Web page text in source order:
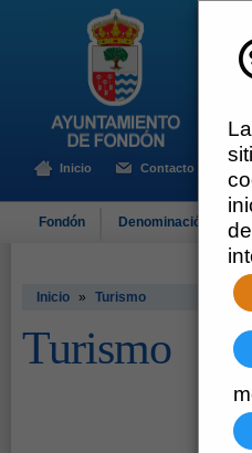
Inicio Contacto
Fondón Denominación de
Inicio » Turismo
Turismo